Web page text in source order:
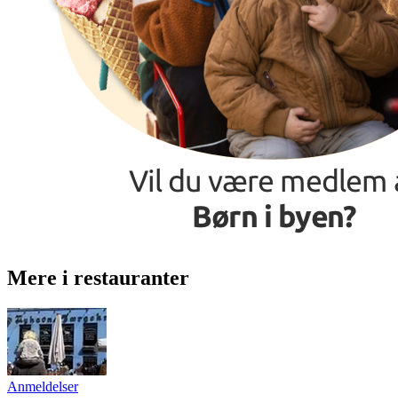
Mere i restauranter
Anmeldelser